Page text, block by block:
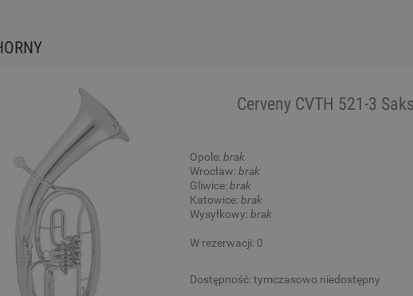
Cerveny CVTH 521-3
Opole:brak
Wrocław:brak
Gliwice:brak
Katowice:brak
Wysyłkowy:brak
W rezerwacji: 0
Dostępność: tymczasowo niedostępny